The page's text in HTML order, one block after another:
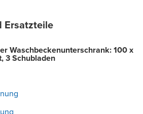
Waschbeckenunterschrank: 100 x
3 Schubladen